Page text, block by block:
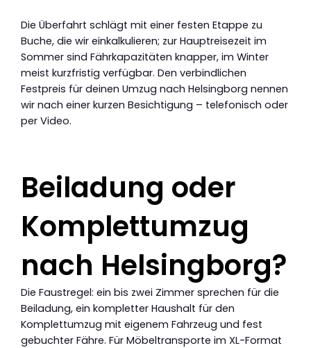
Die Überfahrt schlägt mit einer festen Etappe zu
Buche, die wir einkalkulieren; zur Hauptreisezeit im
Sommer sind Fährkapazitäten knapper, im Winter
meist kurzfristig verfügbar. Den verbindlichen
Festpreis für deinen Umzug nach Helsingborg nennen
wir nach einer kurzen Besichtigung – telefonisch oder
per Video.
Beiladung oder
Komplettumzug
nach Helsingborg?
Die Faustregel: ein bis zwei Zimmer sprechen für die
Beiladung, ein kompletter Haushalt für den
Komplettumzug mit eigenem Fahrzeug und fest
gebuchter Fähre. Für Möbeltransporte im XL-Format